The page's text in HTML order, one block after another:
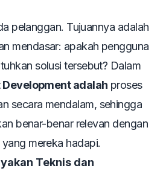
pelanggan. Tujuannya adalah
mendasar: apakah pengguna
solusi tersebut? Dalam
Development adalah proses
secara mendalam, sehingga
benar-benar relevan dengan
mereka hadapi.
Teknis dan